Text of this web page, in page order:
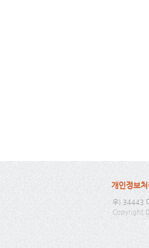
개인정보
우) 34443
Copyright